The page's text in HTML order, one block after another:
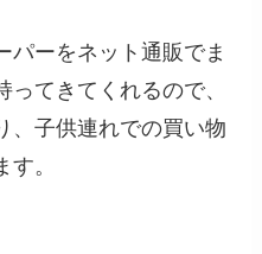
パーをネット通販でま
てきてくれるので、
、子供連れでの買い物
。